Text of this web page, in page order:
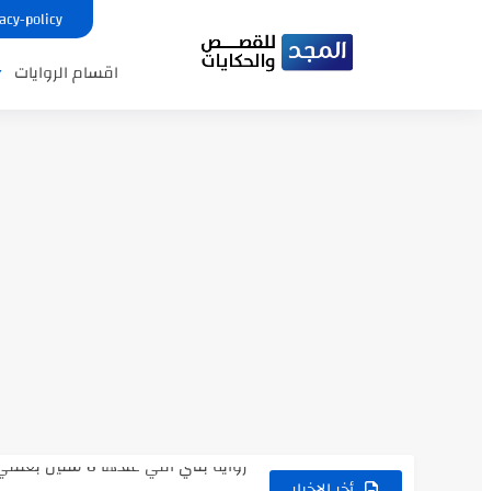
policy
اقسام الروايات